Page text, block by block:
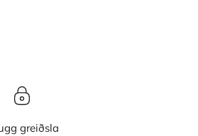
greiðsla